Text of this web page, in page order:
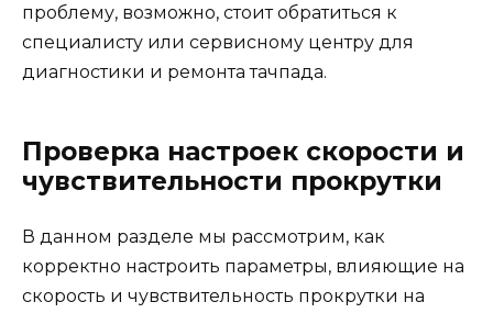
проблему, возможно, стоит обратиться к
специалисту или сервисному центру для
диагностики и ремонта тачпада.
Проверка настроек скорости и
чувствительности прокрутки
В данном разделе мы рассмотрим, как
корректно настроить параметры, влияющие на
скорость и чувствительность прокрутки на